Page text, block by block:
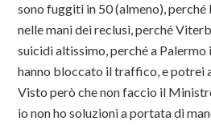
sono fuggiti in 50 (almeno),
nelle mani dei reclusi, perché
suicidi altissimo, perché a
hanno bloccato il traffico, e potrei
Visto però che non faccio il
io non ho soluzioni a portata di